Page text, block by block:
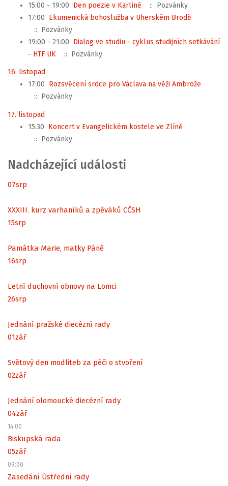
15:00 - 19:00 Den poezie v Karlíně
:: Pozvánky
17:00 Ekumenická bohoslužba v Uherském Brodě
:: Pozvánky
19:00 - 21:00 Dialog ve studiu - cyklus studijních setkávání
- HTF UK
:: Pozvánky
16. listopad
17:00 Rozsvěcení srdce pro Václava na věži Ambrože
:: Pozvánky
17. listopad
15:30 Koncert v Evangelickém kostele ve Zlíně
:: Pozvánky
Nadcházející události
07srp
XXXIII. kurz varhaníků a zpěváků CČSH
15srp
Památka Marie, matky Páně
16srp
Letní duchovní obnovy na Lomci
26srp
Jednání pražské diecézní rady
01zář
Světový den modliteb za péči o stvoření
02zář
Jednání olomoucké diecézní rady
04zář
14:00
Biskupská rada
05zář
09:00
Zasedání Ústřední rady